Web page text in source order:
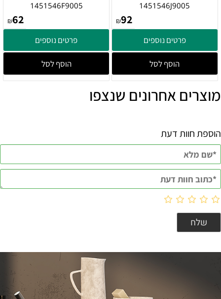
1451546J9005
₪92
פרטים נוספים
הוסף לסל
1451546F9005
₪62
פרטים נוספים
הוסף לסל
מוצרים אחרונים שנצפו
הוספת חוות דעת